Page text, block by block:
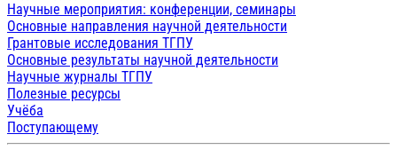
Научные мероприятия: конференции, семинары
Основные направления научной деятельности
Грантовые исследования ТГПУ
Основные результаты научной деятельности
Научные журналы ТГПУ
Полезные ресурсы
Учёба
Поступающему